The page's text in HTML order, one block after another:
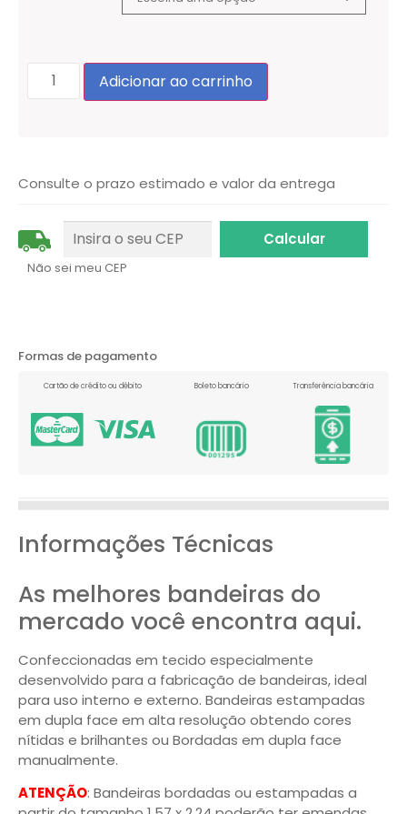
Adicionar ao carrinho
Consulte o prazo estimado e valor da entrega
Não sei meu CEP
Formas de pagamento
Cartão de crédito ou débito Boleto bancário Transferência bancária
Informações Técnicas
As melhores bandeiras do
mercado você encontra aqui.
Confeccionadas em tecido especialmente
desenvolvido para a fabricação de bandeiras, ideal
para uso interno e externo. Bandeiras estampadas
em dupla face em alta resolução obtendo cores
nítidas e brilhantes ou Bordadas em dupla face
manualmente.
ATENÇÃO: Bandeiras bordadas ou estampadas a